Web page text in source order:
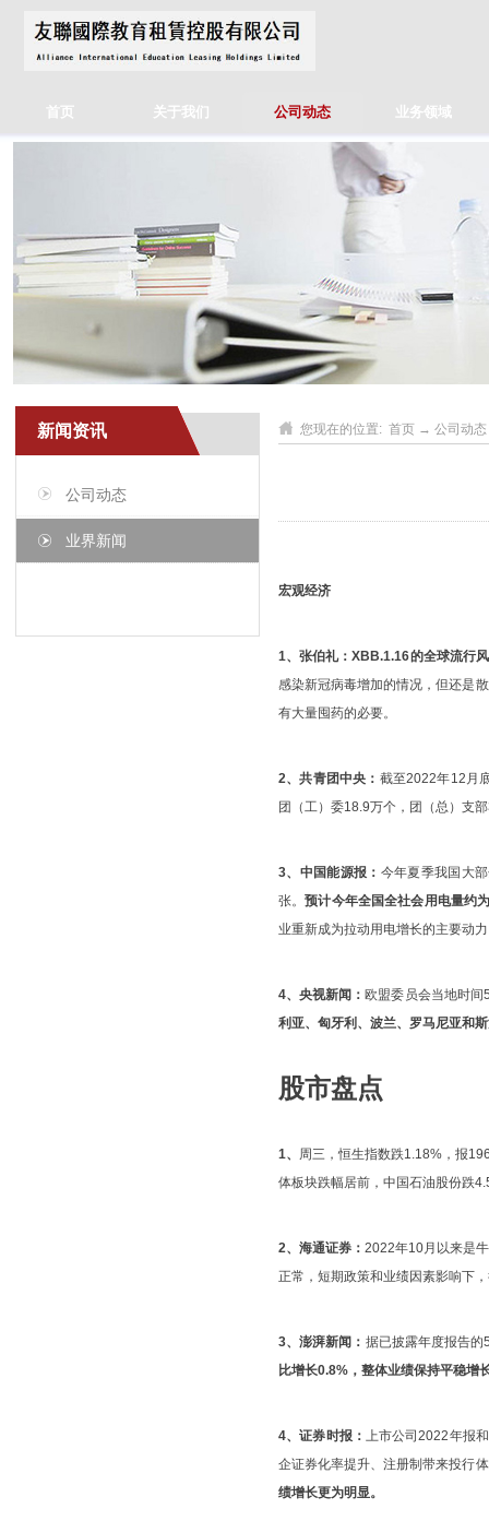
首页 关于我们 公司动态 业务领域
新闻资讯
公司动态
业界新闻
您现在的位置: 首页 → 公司动态
宏观经济
1、张伯礼：XBB.1.16的全球流行
感染新冠病毒增加的情况，但还是
有大量囤药的必要。
2、共青团中央： 截至2022年12月
团（工）委18.9万个，团（总）支
3、中国能源报： 今年夏季我国大
张。预计今年全国全社会用电量约
业重新成为拉动用电增长的主要动
4、央视新闻： 欧盟委员会当地时
利亚、匈牙利、波兰、罗马尼亚和
股市盘点
1、 周三，恒生指数跌1.18%，报
体板块跌幅居前，中国石油股份跌
2、海通证券：2022年10月以来是
正常，短期政策和业绩因素影响下
3、澎湃新闻： 据已披露年度报告
比增长0.8%，整体业绩保持平稳增
4、证券时报： 上市公司2022年报
企证券化率提升、注册制带来投行
绩增长更为明显。